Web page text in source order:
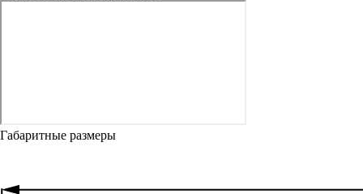
Габаритные размеры